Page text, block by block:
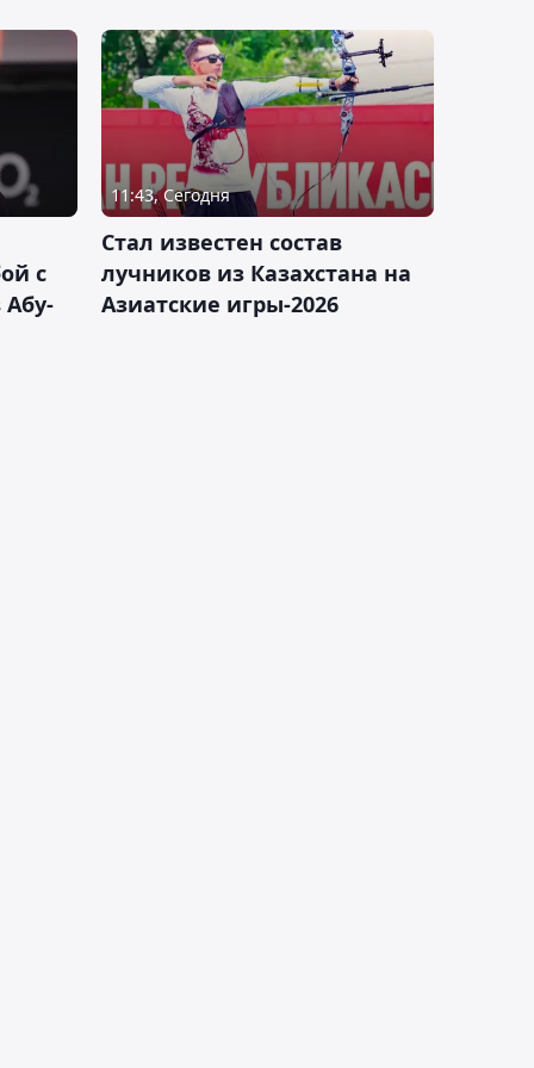
с
Абу-
11:43, Сегодня
Стал известен состав
лучников из Казахстана на
Азиатские игры-2026